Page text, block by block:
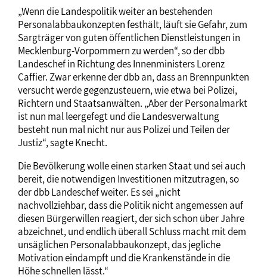
„Wenn die Landespolitik weiter an bestehenden
Personalabbaukonzepten festhält, läuft sie Gefahr, zum
Sargträger von guten öffentlichen Dienstleistungen in
Mecklenburg-Vorpommern zu werden“, so der dbb
Landeschef in Richtung des Innenministers Lorenz
Caffier. Zwar erkenne der dbb an, dass an Brennpunkten
versucht werde gegenzusteuern, wie etwa bei Polizei,
Richtern und Staatsanwälten. „Aber der Personalmarkt
ist nun mal leergefegt und die Landesverwaltung
besteht nun mal nicht nur aus Polizei und Teilen der
Justiz“, sagte Knecht.
Die Bevölkerung wolle einen starken Staat und sei auch
bereit, die notwendigen Investitionen mitzutragen, so
der dbb Landeschef weiter. Es sei „nicht
nachvollziehbar, dass die Politik nicht angemessen auf
diesen Bürgerwillen reagiert, der sich schon über Jahre
abzeichnet, und endlich überall Schluss macht mit dem
unsäglichen Personalabbaukonzept, das jegliche
Motivation eindampft und die Krankenstände in die
Höhe schnellen lässt.“